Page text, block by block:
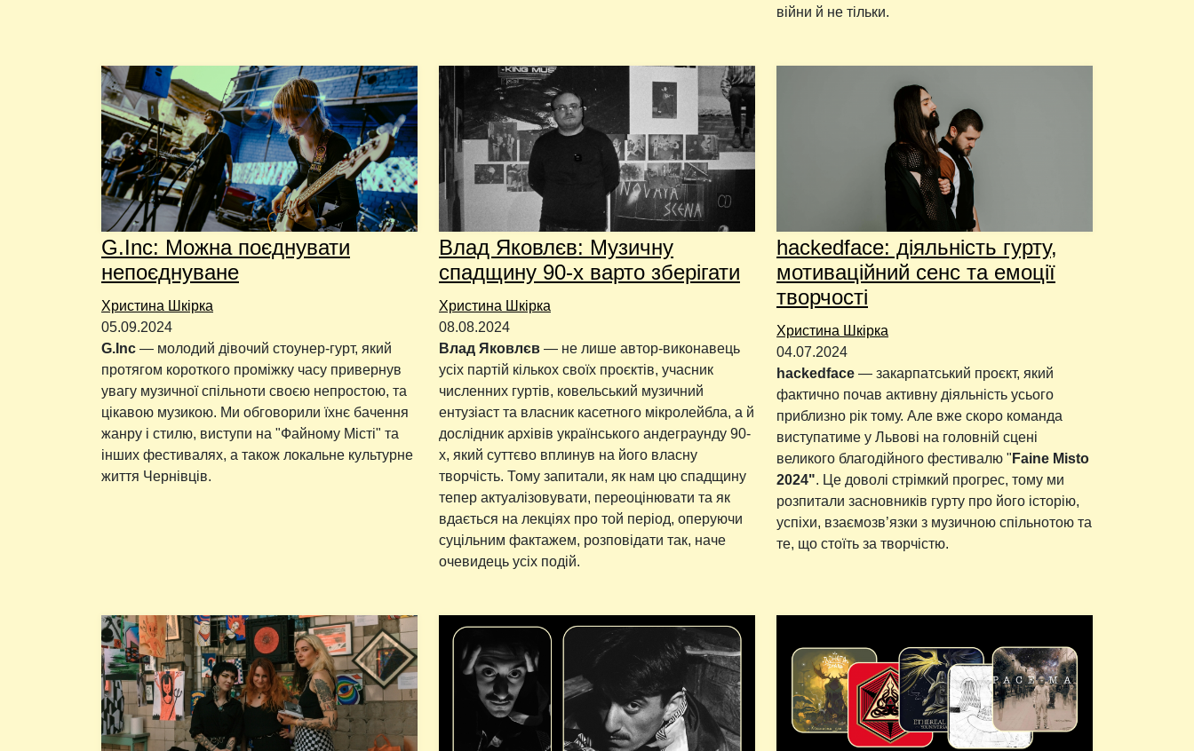
війни й не тільки.
G.Inc: Можна поєднувати
непоєднуване
Христина Шкірка
05.09.2024
G.Inc — молодий дівочий стоунер-гурт, який
протягом короткого проміжку часу привернув
увагу музичної спільноти своєю непростою, та
цікавою музикою. Ми обговорили їхнє бачення
жанру і стилю, виступи на "Файному Місті" та
інших фестивалях, а також локальне культурне
життя Чернівців.
Влад Яковлєв: Музичну
спадщину 90-х варто зберігати
Христина Шкірка
08.08.2024
Влад Яковлєв — не лише автор-виконавець
усіх партій кількох своїх проєктів, учасник
численних гуртів, ковельський музичний
ентузіаст та власник касетного мікролейбла, а й
дослідник архівів українського андеграунду 90-
х, який суттєво вплинув на його власну
творчість. Тому запитали, як нам цю спадщину
тепер актуалізовувати, переоцінювати та як
вдається на лекціях про той період, оперуючи
суцільним фактажем, розповідати так, наче
очевидець усіх подій.
hackedface: діяльність гурту,
мотиваційний сенс та емоції
творчості
Христина Шкірка
04.07.2024
hackedface — закарпатський проєкт, який
фактично почав активну діяльність усього
приблизно рік тому. Але вже скоро команда
виступатиме у Львові на головній сцені
великого благодійного фестивалю " Faine Misto
2024". Це доволі стрімкий прогрес, тому ми
розпитали засновників гурту про його історію,
успіхи, взаємозв’язки з музичною спільнотою та
те, що стоїть за творчістю.